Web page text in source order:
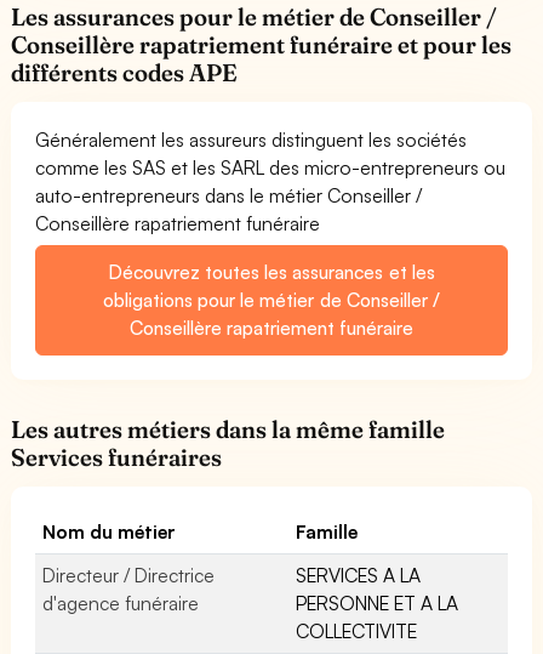
Les assurances pour le métier de Conseiller /
Conseillère rapatriement funéraire et pour les
différents codes APE
Généralement les assureurs distinguent les sociétés
comme les SAS et les SARL des micro-entrepreneurs ou
auto-entrepreneurs dans le métier Conseiller /
Conseillère rapatriement funéraire
Découvrez toutes les assurances et les
obligations pour le métier de Conseiller /
Conseillère rapatriement funéraire
Les autres métiers dans la même famille
Services funéraires
Nom du métier
Famille
Directeur / Directrice
d'agence funéraire
SERVICES A LA
PERSONNE ET A LA
COLLECTIVITE